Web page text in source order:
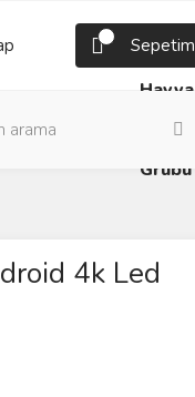
Sepetim
Prizler
Havya
Lehim
Grubu
4k Led